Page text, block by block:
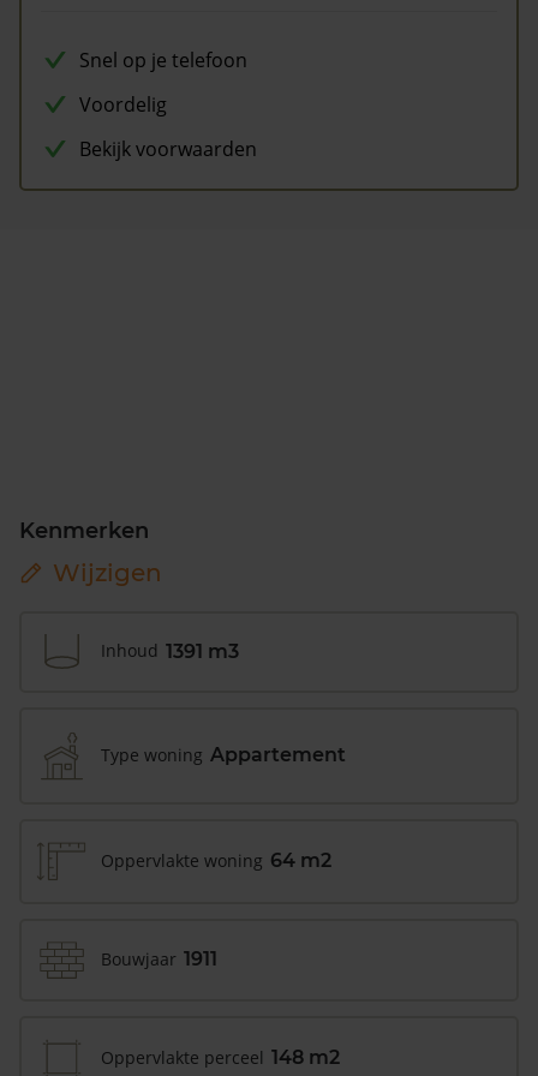
Snel op je telefoon
Voordelig
Bekijk voorwaarden
Kenmerken
Wijzigen
Inhoud 1391 m3
Type woning Appartement
Oppervlakte woning 64 m2
Bouwjaar 1911
Oppervlakte perceel 148 m2